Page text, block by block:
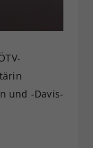
und -Davis-